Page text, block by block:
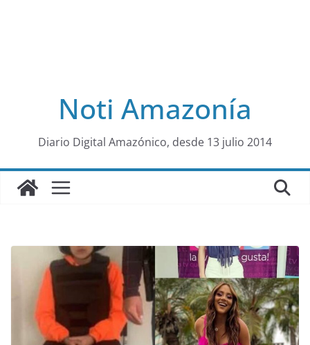
al
Noti Amazonía
Diario Digital Amazónico, desde 13 julio 2014